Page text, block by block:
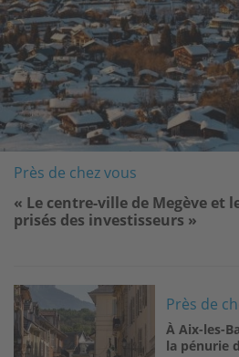
Près de chez vous
« Le centre-ville de Megève et
prisés des investisseurs »
Image
Près de
À Aix-les-
la pénurie